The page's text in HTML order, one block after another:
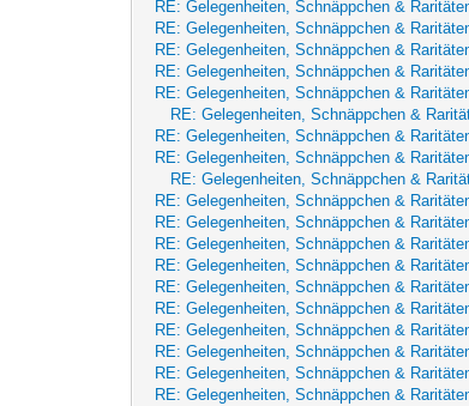
RE: Gelegenheiten, Schnäppchen &
RE: Gelegenheiten, Schnäppchen &
RE: Gelegenheiten, Schnäppchen &
RE: Gelegenheiten, Schnäppchen &
RE: Gelegenheiten, Schnäppchen &
RE: Gelegenheiten, Schnäppchen &
RE: Gelegenheiten, Schnäppchen &
RE: Gelegenheiten, Schnäppchen &
RE: Gelegenheiten, Schnäppchen &
RE: Gelegenheiten, Schnäppchen &
RE: Gelegenheiten, Schnäppchen &
RE: Gelegenheiten, Schnäppchen &
RE: Gelegenheiten, Schnäppchen &
RE: Gelegenheiten, Schnäppchen &
RE: Gelegenheiten, Schnäppchen &
RE: Gelegenheiten, Schnäppchen &
RE: Gelegenheiten, Schnäppchen &
RE: Gelegenheiten, Schnäppchen &
RE: Gelegenheiten, Schnäppchen &